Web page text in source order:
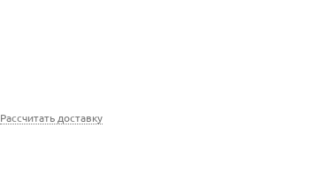
Рассчитать доставку